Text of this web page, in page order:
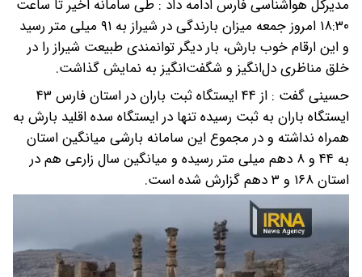
مدیرکل هواشناسی فارس ادامه داد : طی سامانه اخیر تا ساعت
۱۸:۳۰ امروز جمعه میزان بارندگی در شیراز به ۹۱ میلی متر رسید
و این ارقام خوب بارش، بار دیگر توانمندی طبیعت شیراز را در
خلق مناظری دل‌انگیز و شگفت‌انگیز به نمایش گذاشت.
حسینی گفت : از ۴۴ ایستگاه ثبت باران در استان فارس ۴۳
ایستگاه باران به ثبت رسیده تنها در ایستگاه سده اقلید بارش به
همراه نداشته و در مجموع این سامانه بارشی میانگین استان
به ۴۴ و ۸ دهم میلی متر رسیده و میانگین سال زارعی هم در
استان ۱۶۸ و ۳ دهم گزارش شده است.